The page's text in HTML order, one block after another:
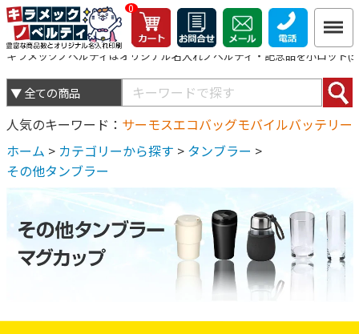
0
キラメックノベルティはオリジナル名入れノベルティ・記念品を小ロット
人気のキーワード サーモスエコバッグモバイルバッテリー
ホーム > カテゴリーから探す > タンブラー >
その他タンブラー